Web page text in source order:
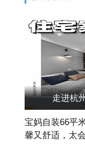
走进杭
宝妈自装66平
馨又舒适，太